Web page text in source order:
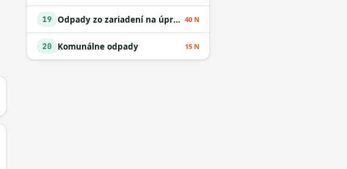
19 Odpady zo zariadení na úpravu odpadu 40 N
20 Komunálne odpady 15 N